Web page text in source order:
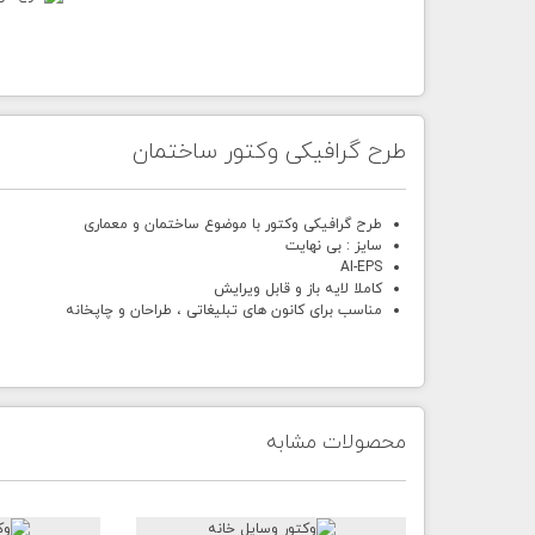
طرح گرافیکی وکتور ساختمان
طرح گرافیکی وکتور با موضوع ساختمان و معماری
سایز : بی نهایت
AI-EPS
کاملا لایه باز و قابل ویرایش
مناسب برای کانون های تبلیغاتی ، طراحان و چاپخانه
محصولات مشابه